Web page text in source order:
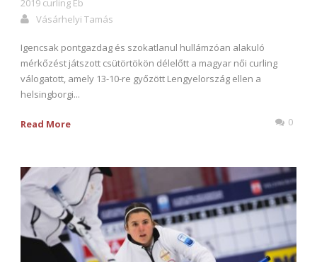
2019 curling Eb
Vásárhelyi Tamás
Igencsak pontgazdag és szokatlanul hullámzóan alakuló
mérkőzést játszott csütörtökön délelőtt a magyar női curling
válogatott, amely 13-10-re győzött Lengyelország ellen a
helsingborgi...
Read More 0